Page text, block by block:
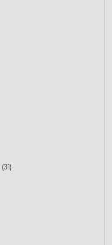
(31)